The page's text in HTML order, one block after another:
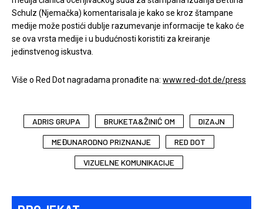
Schulz (Njemačka) komentarisala je kako se kroz štampane
medije može postići dublje razumevanje informacije te kako će
se ova vrsta medije i u budućnosti koristiti za kreiranje
jedinstvenog iskustva.
Više o Red Dot nagradama pronađite na: www.red-dot.de/press
ADRIS GRUPA BRUKETA&ŽINIĆ OM DIZAJN
MEĐUNARODNO PRIZNANJE RED DOT
VIZUELNE KOMUNIKACIJE